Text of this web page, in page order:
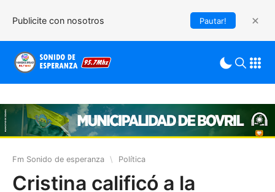
Publicite con nosotros Pautar!
Fm Sonido de esperanza \ Política
Cristina calificó a la